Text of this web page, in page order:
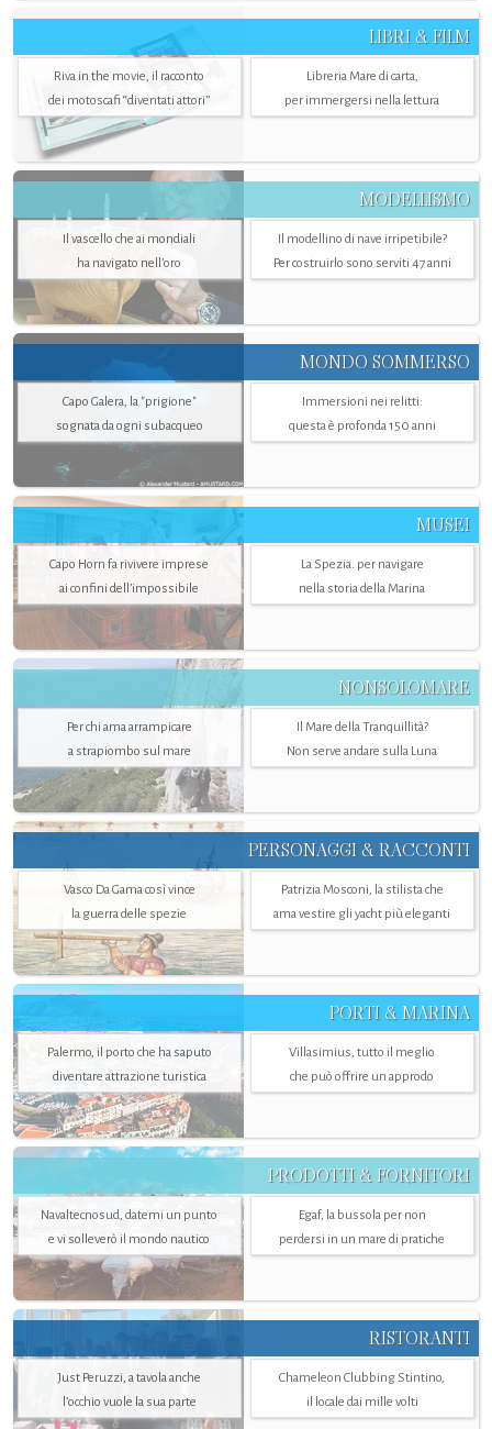
LIBRI & FILM
Riva in the movie, il racconto
dei motoscafi “diventati attori”
Libreria Mare di carta,
per immergersi nella lettura
MODELLISMO
Il vascello che ai mondiali
ha navigato nell’oro
Il modellino di nave irripetibile?
Per costruirlo sono serviti 47 anni
MONDO SOMMERSO
Capo Galera, la "prigione"
sognata da ogni subacqueo
Immersioni nei relitti:
questa è profonda 150 anni
MUSEI
Capo Horn fa rivivere imprese
ai confini dell’impossibile
La Spezia. per navigare
nella storia della Marina
NONSOLOMARE
Per chi ama arrampicare
a strapiombo sul mare
Il Mare della Tranquillità?
Non serve andare sulla Luna
PERSONAGGI & RACCONTI
Vasco Da Gama così vince
la guerra delle spezie
Patrizia Mosconi, la stilista che
ama vestire gli yacht più eleganti
PORTI & MARINA
Palermo, il porto che ha saputo
diventare attrazione turistica
Villasimius, tutto il meglio
che può offrire un approdo
PRODOTTI & FORNITORI
Navaltecnosud, datemi un punto
e vi solleverò il mondo nautico
Egaf, la bussola per non
perdersi in un mare di pratiche
RISTORANTI
Just Peruzzi, a tavola anche
l’occhio vuole la sua parte
Chameleon Clubbing Stintino,
il locale dai mille volti